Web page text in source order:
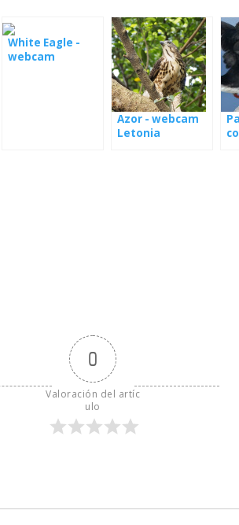
White Eagle -
webcam
Azor - webcam
Letonia
0
Valoración del artíc
ulo